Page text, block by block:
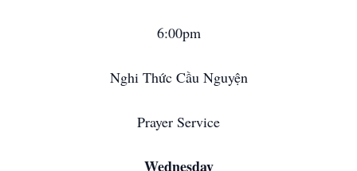
6:00pm
Nghi Thức Cầu Nguyện
Prayer Service
Wednesday